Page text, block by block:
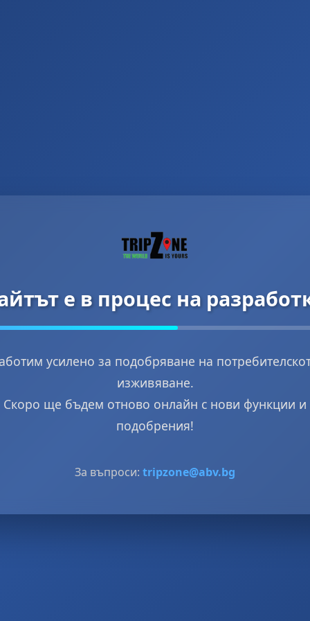
е в процес на
усилено за подобряване на
изживяване.
Скоро ще бъдем отново онлайн с нови функции и
подобрения!
За въпроси: tripzone@abv.bg